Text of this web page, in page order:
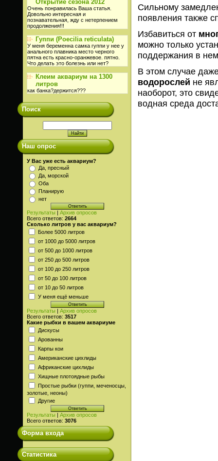
Открытие сезона 2012
Очень понравилась Ваша статья.
Довольно интересная и
познавательная, жду с нетерпением
продолжения!!!
Гуппи (Poecilia reticulata)
У меня беременна самка гуппи у нее у
анального плавника место черного
пятна есть красно-оранжевое. пятно.
Что делать это болезнь или нет?
Клеим аквариум на 1300
литров
как банка?держится???
Поиск
Наш опрос
У Вас уже есть аквариум?
Да, пресный
Да, морской
Оба
Планирую
нет
Результаты
Архив опросов
Всего ответов: 2664
Сколько литров у вас аквариум?
Более 5000 литров
от 1000 до 5000 литров
от 500 до 1000 литров
от 250 до 500 литров
от 100 до 250 литров
от 50 до 100 литров
от 10 до 50 литров
У меня ещё меньше
Результаты
Архив опросов
Всего ответов: 3517
Какие рыбки в вашем аквариуме
Дискусы
Арованны
Карпы кои
Американские цихлиды
Африканские цихлиды
Хищные плотоядные рыбы
Простые рыбки (гуппи, меченосцы,
золотые, неоны)
Другие
Результаты
Архив опросов
Всего ответов: 3076
Форма входа
Статистика
Сильному
появления также
Избавиться от
можно только
поддержания в
В этом случае
водорослей не
наоборот, это
водная среда